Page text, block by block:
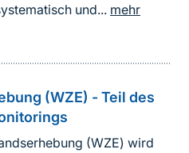
und... mehr
(WZE) - Teil des
(WZE) wird